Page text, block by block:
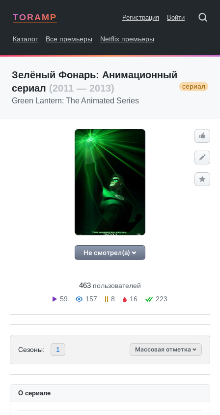
TORAMP Регистрация Войти
Каталог Все премьеры Netflix премьеры
Зелёный Фонарь: Анимационный
сериал (2011 — 2013) сериал
Green Lantern: The Animated Series
Не смотрел(а)
463 пользователей
59
157 8 16 223
Сезоны: 1 Массовая отметка
О сериале